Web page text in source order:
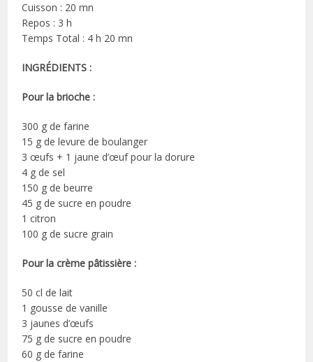
Cuisson : 20 mn
Repos : 3 h
Temps Total : 4 h 20 mn
INGRÉDIENTS :
Pour la brioche :
300 g de farine
15 g de levure de boulanger
3 œufs + 1 jaune d’œuf pour la dorure
4 g de sel
150 g de beurre
45 g de sucre en poudre
1 citron
100 g de sucre grain
Pour la crème pâtissière :
50 cl de lait
1 gousse de vanille
3 jaunes d’œufs
75 g de sucre en poudre
60 g de farine